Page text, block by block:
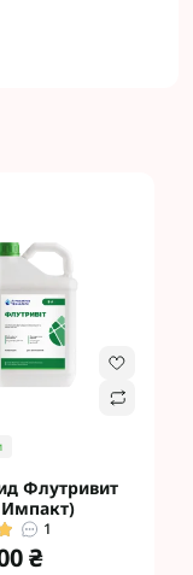
Флутривит
1
₴